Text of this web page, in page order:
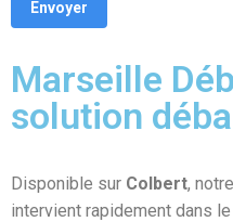
Marseille
solution
Disponible sur Colbert,
intervient rapidement dans le